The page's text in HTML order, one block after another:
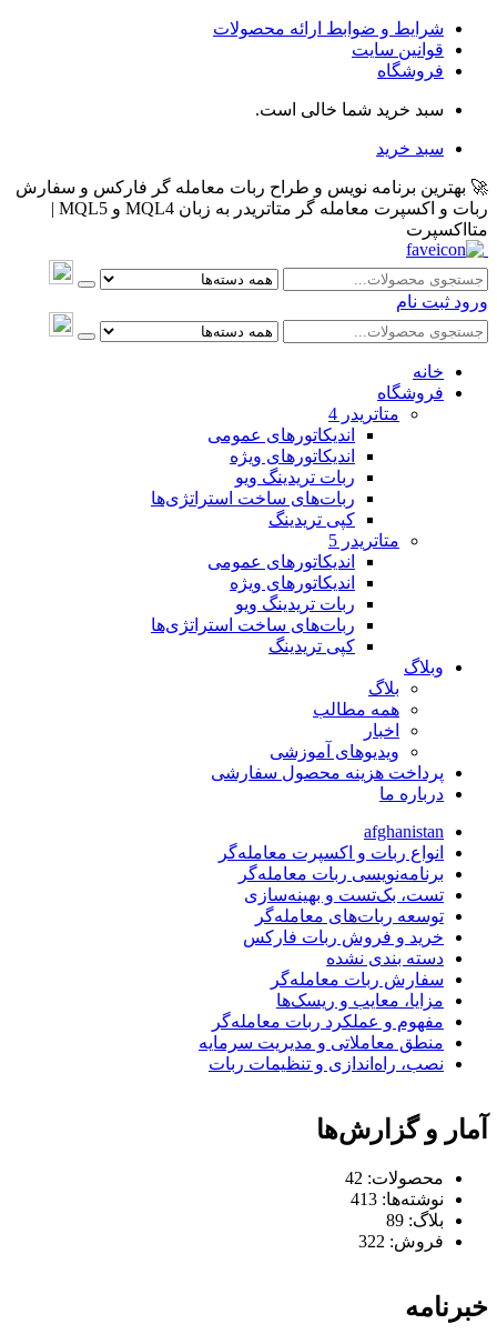
شرایط و ضوابط ارائه محصولات
قوانین سایت
فروشگاه
سبد خرید شما خالی است.
سبد خرید
🚀 بهترین برنامه نویس و طراح ربات معامله گر فارکس و سفارش
ربات و اکسپرت معامله گر متاتریدر به زبان MQL4 و MQL5 |
متااکسپرت
ورود ثبت نام
خانه
فروشگاه
متاتريدر 4
اندیکاتورهای عمومی
اندیکاتورهای ویژه
ربات تریدینگ ویو
ربات‌های ساخت استراتژی‌ها
کپی تریدینگ
متاتريدر 5
اندیکاتورهای عمومی
اندیکاتورهای ویژه
ربات تریدینگ ویو
ربات‌های ساخت استراتژی‌ها
کپی تریدینگ
وبلاگ
بلاگ
همه مطالب
اخبار
ویدیوهای آموزشی
پرداخت هزینه محصول سفارشی
درباره ما
afghanistan
انواع ربات و اکسپرت معامله‌گر
برنامه‌نویسی ربات معامله‌گر
تست، بک‌تست و بهینه‌سازی
توسعه ربات‌های معامله‌گر
خرید و فروش ربات فارکس
دسته بندی نشده
سفارش ربات معامله‌گر
مزایا، معایب و ریسک‌ها
مفهوم و عملکرد ربات معامله‌گر
منطق معاملاتی و مدیریت سرمایه
نصب، راه‌اندازی و تنظیمات ربات
آمار و گزارش‌ها
محصولات: 42
نوشته‌ها: 413
بلاگ: 89
فروش: 322
خبرنامه